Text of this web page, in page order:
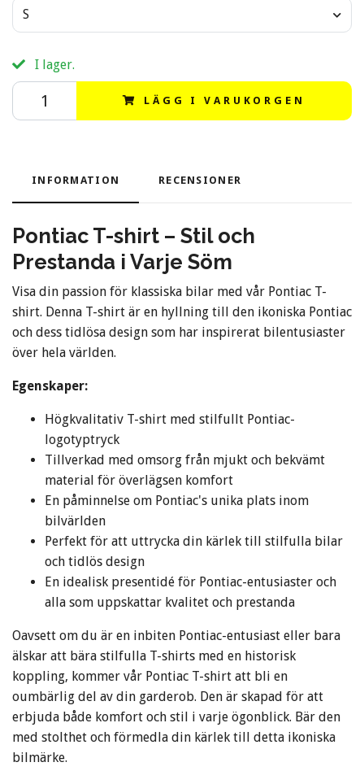
S
I lager.
LÄGG I VARUKORGEN
INFORMATION RECENSIONER
Pontiac T-shirt – Stil och
Prestanda i Varje Söm
Visa din passion för klassiska bilar med vår Pontiac T-
shirt. Denna T-shirt är en hyllning till den ikoniska Pontiac
och dess tidlösa design som har inspirerat bilentusiaster
över hela världen.
Egenskaper:
Högkvalitativ T-shirt med stilfullt Pontiac-
logotyptryck
Tillverkad med omsorg från mjukt och bekvämt
material för överlägsen komfort
En påminnelse om Pontiac's unika plats inom
bilvärlden
Perfekt för att uttrycka din kärlek till stilfulla bilar
och tidlös design
En idealisk presentidé för Pontiac-entusiaster och
alla som uppskattar kvalitet och prestanda
Oavsett om du är en inbiten Pontiac-entusiast eller bara
älskar att bära stilfulla T-shirts med en historisk
koppling, kommer vår Pontiac T-shirt att bli en
oumbärlig del av din garderob. Den är skapad för att
erbjuda både komfort och stil i varje ögonblick. Bär den
med stolthet och förmedla din kärlek till detta ikoniska
bilmärke.